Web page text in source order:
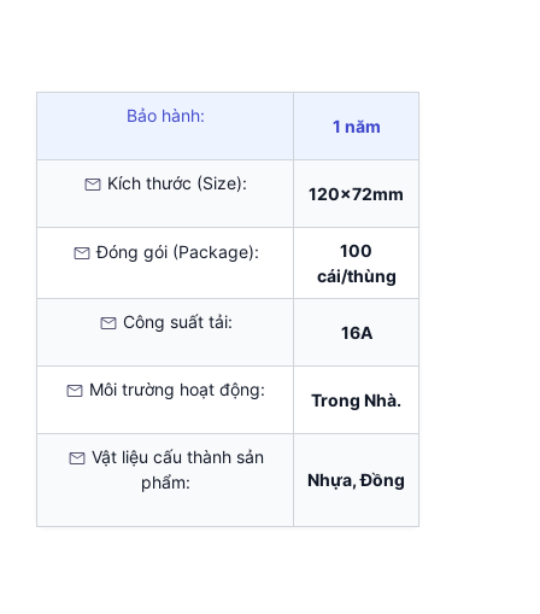
Bảo hành:
1 năm
Kích thước (Size):
120x72mm
Đóng gói (Package):
100
cái/thùng
Công suất tải:
16A
Môi trường hoạt động:
Trong Nhà.
Vật liệu cấu thành sản
phẩm:
Nhựa, Đồng